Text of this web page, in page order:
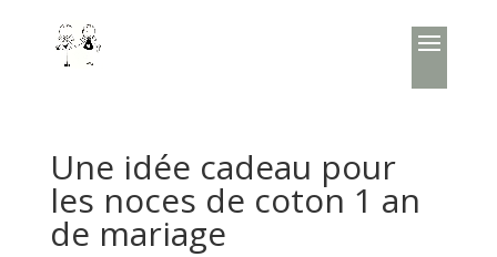
Une idée cadeau pour
les noces de coton 1 an
de mariage